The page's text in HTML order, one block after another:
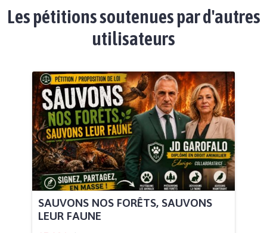
Les pétitions soutenues par d'autres
utilisateurs
SAUVONS NOS FORÊTS, SAUVONS
LEUR FAUNE